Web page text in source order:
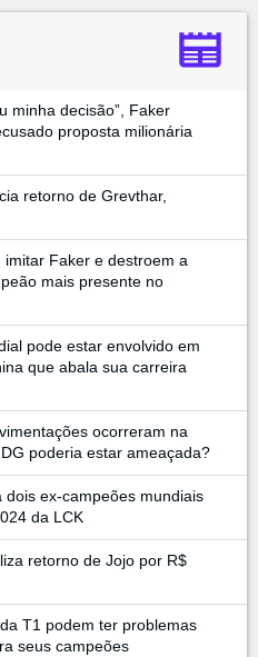
minha decisão”, Faker
proposta milionária
retorno de Grevthar,
Faker e destroem a
mais presente no
pode estar envolvido em
que abala sua carreira
ocorreram na
poderia estar ameaçada?
dois ex-campeões mundiais
da LCK
retorno de Jojo por R$
T1 podem ter problemas
seus campeões